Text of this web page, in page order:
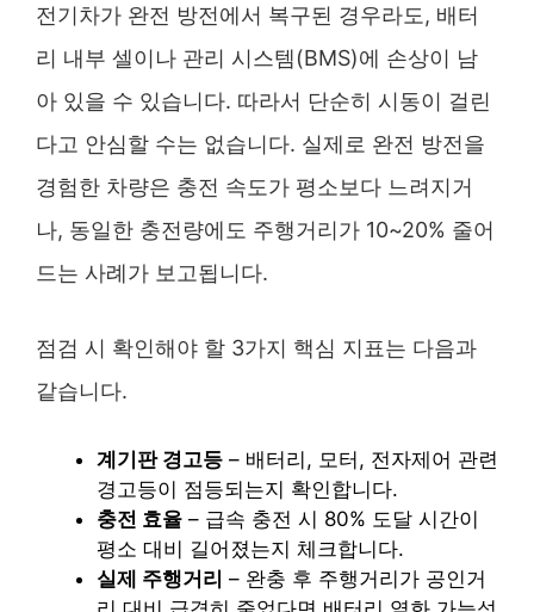
전기차가 완전 방전에서 복구된 경우라도, 배터
리 내부 셀이나 관리 시스템(BMS)에 손상이 남
아 있을 수 있습니다. 따라서 단순히 시동이 걸린
다고 안심할 수는 없습니다. 실제로 완전 방전을
경험한 차량은 충전 속도가 평소보다 느려지거
나, 동일한 충전량에도 주행거리가 10~20% 줄어
드는 사례가 보고됩니다.
점검 시 확인해야 할 3가지 핵심 지표는 다음과
같습니다.
계기판 경고등 – 배터리, 모터, 전자제어 관련
경고등이 점등되는지 확인합니다.
충전 효율 – 급속 충전 시 80% 도달 시간이
평소 대비 길어졌는지 체크합니다.
실제 주행거리 – 완충 후 주행거리가 공인거